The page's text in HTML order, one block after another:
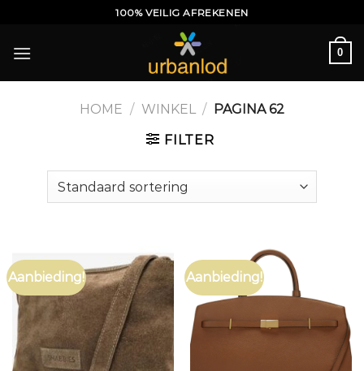
inhoud
100% VEILIG AFREKENEN
0
HOME / WINKEL / PAGINA 62
FILTER
Aanbieding! Aanbieding!